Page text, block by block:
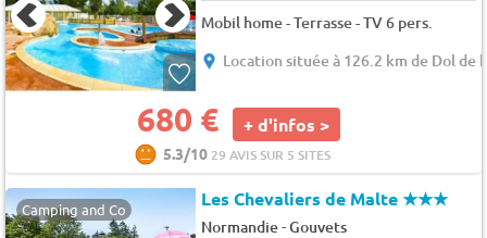
Mobil home - Terrasse - TV 6 pers.
Location située à 126.2 km de Dol de
680 € + d'infos >
5.3/10 29 AVIS SUR 5 SITES
Camping and Co Les Chevaliers de Malte★★★
Normandie-Gouvets